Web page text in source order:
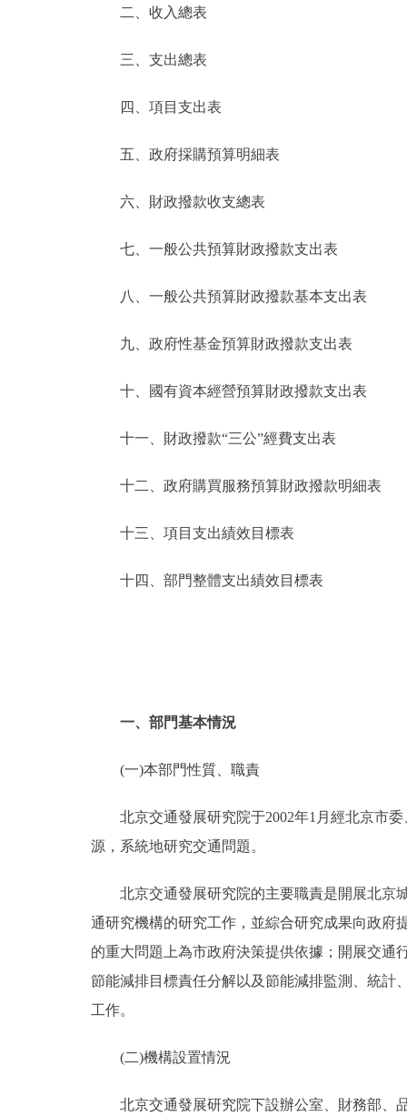
參與調查
走進北京
北京概況
綠色北京
ENGLISH
二、收入總表
三、支出總表
四、項目支出表
五、政府採購預算明細表
六、財政撥款收支總表
七、一般公共預算財政撥款支出表
八、一般公共預算財政撥款基本支出表
九、政府性基金預算財政撥款支出表
十、國有資本經營預算財政撥款支出表
十一、財政撥款“三公”經費支出表
十二、政府購買服務預算財政撥款明細表
十三、項目支出績效目標表
十四、部門整體支出績效目標表
一、部門基本情況
(一)本部門性質、職責
北京交通發展研究院于2002年1月經北京市委
源，系統地研究交通問題。
北京交通發展研究院的主要職責是開展北京城
通研究機構的研究工作，並綜合研究成果向政府
的重大問題上為市政府決策提供依據；開展交通
節能減排目標責任分解以及節能減排監測、統計
工作。
(二)機構設置情況
北京交通發展研究院下設辦公室、財務部、品